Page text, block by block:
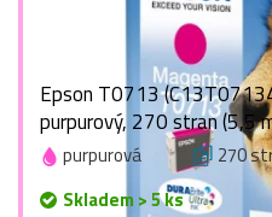
Epson T0713
purpurový, 270 stran (5,5
purpurová 270
Skladem > 5 ks